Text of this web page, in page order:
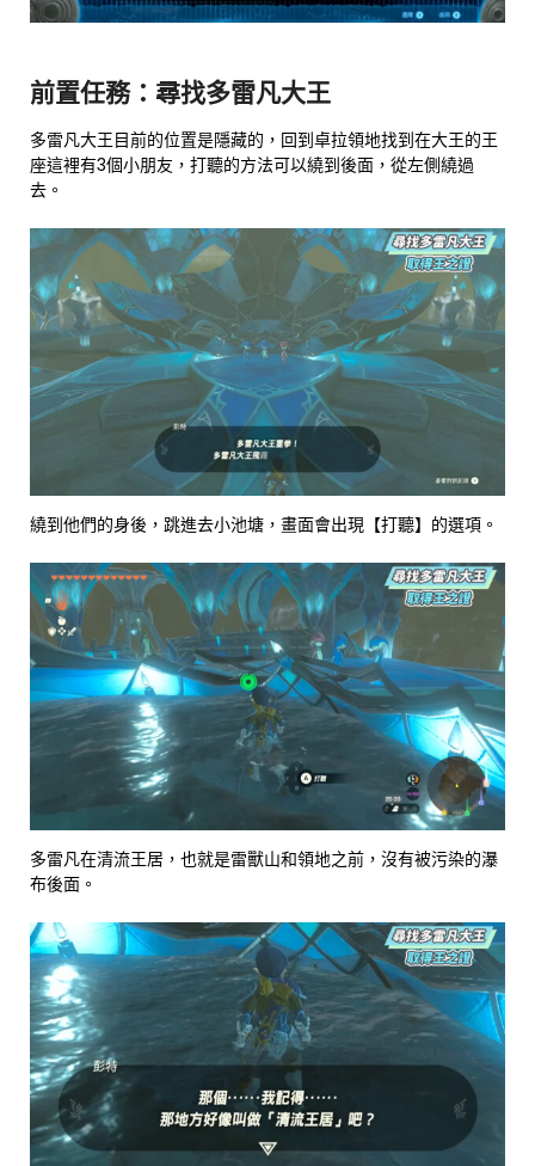
前置任務：尋找多雷凡大王
多雷凡大王目前的位置是隱藏的，回到卓拉領地找到在大王的王
座這裡有3個小朋友，打聽的方法可以繞到後面，從左側繞過
去。
繞到他們的身後，跳進去小池塘，畫面會出現【打聽】的選項。
多雷凡在清流王居，也就是雷獸山和領地之前，沒有被污染的瀑
布後面。